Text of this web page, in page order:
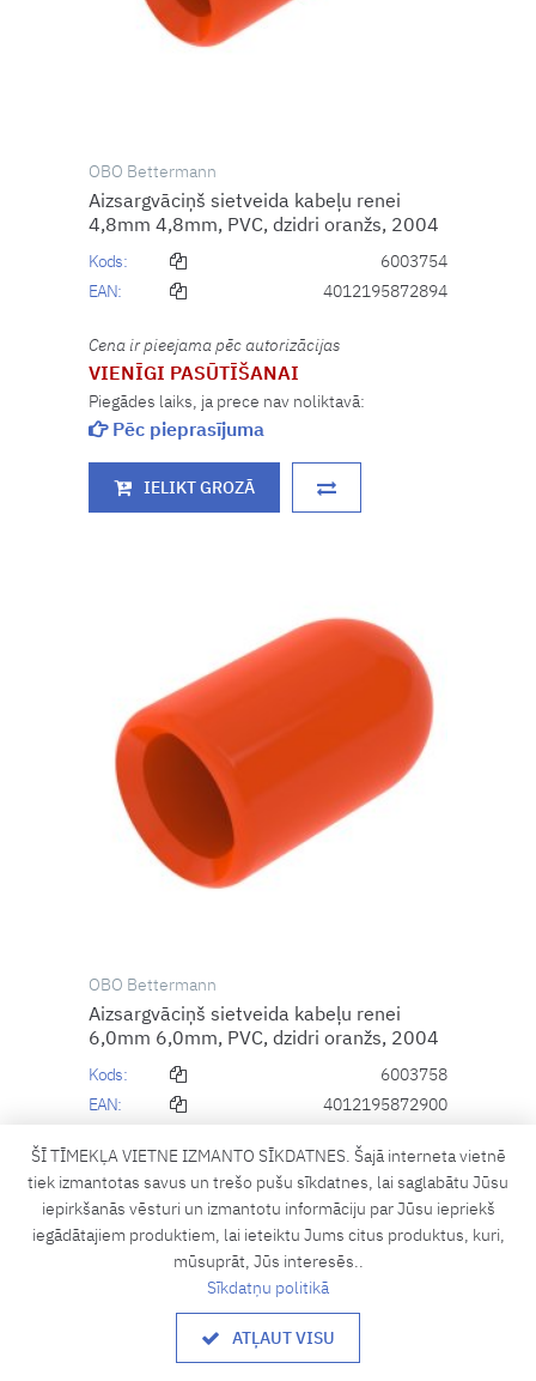
OBO Bettermann
Aizsargvāciņš sietveida kabeļu renei
4,8mm 4,8mm, PVC, dzidri oranžs, 2004
Kods:
6003754
EAN:
4012195872894
Cena ir pieejama pēc autorizācijas
VIENĪGI PASŪTĪŠANAI
Piegādes laiks, ja prece nav noliktavā:
Pēc pieprasījuma
IELIKT GROZĀ
OBO Bettermann
Aizsargvāciņš sietveida kabeļu renei
6,0mm 6,0mm, PVC, dzidri oranžs, 2004
Kods:
6003758
EAN:
4012195872900
Cena ir pieejama pēc autorizācijas
VIENĪGI PASŪTĪŠANAI
Piegādes laiks, ja prece nav noliktavā:
Pēc pieprasījuma
ŠĪ TĪMEKĻA VIETNE IZMANTO SĪKDATNES. Šajā interneta vietnē
tiek izmantotas savus un trešo pušu sīkdatnes, lai saglabātu Jūsu
iepirkšanās vēsturi un izmantotu informāciju par Jūsu iepriekš
iegādātajiem produktiem, lai ieteiktu Jums citus produktus, kuri,
mūsuprāt, Jūs interesēs..
Sīkdatņu politikā
ATĻAUT VISU